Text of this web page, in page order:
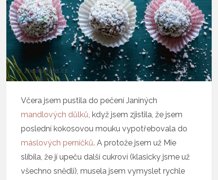
Včera jsem pustila do pečení Janiných
mandlových důlků , když jsem zjistila, že jsem
poslední kokosovou mouku vypotřebovala do
máslových perníčků. A protože jsem už Mie
slíbila, že jí upeču další cukroví (klasicky jsme už
všechno snědli), musela jsem vymyslet rychle